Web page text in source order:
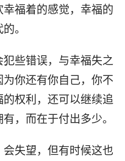
福着的感觉，幸福的
。
些错误，与幸福失之
你还有你自己，你不
权利，还可以继续追
，而在于付出多少。
失望，但有时候这也